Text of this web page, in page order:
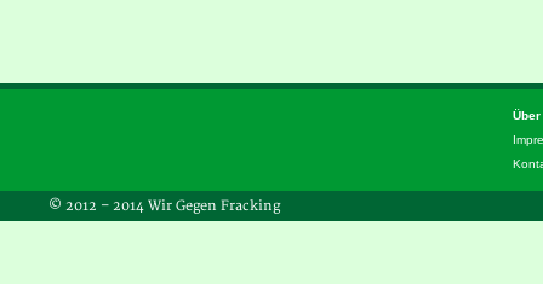
Über
© 2012 – 2014 Wir Gegen Fracking